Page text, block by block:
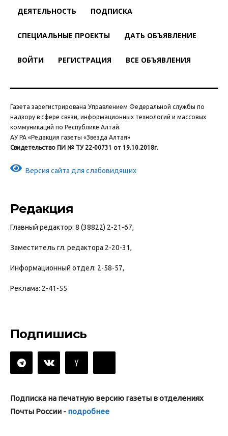
ДЕЯТЕЛЬНОСТЬ ПОДПИСКА
СПЕЦИАЛЬНЫЕ ПРОЕКТЫ ДАТЬ ОБЪЯВЛЕНИЕ
ВОЙТИ РЕГИСТРАЦИЯ ВСЕ ОБЪЯВЛЕНИЯ
Газета зарегистрирована Управлением Федеральной службы по
надзору в сфере связи, информационных технологий и массовых
коммуникаций по Республике Алтай.
АУ РА «Редакция газеты «Звезда Алтая»
Свидетельство ПИ № ТУ 22-00731 от 19.10.2018г.
Версия сайта для слабовидящих
Редакция
Главный редактор: 8 (38822) 2-21-67,
Заместитель гл. редактора 2-20-31,
Информационный отдел: 2-58-57,
Реклама: 2-41-55
Подпишись
Подписка на печатную версию газеты в отделениях
Почты России - подробнее